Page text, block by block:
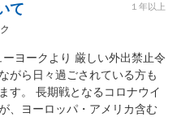
て １年以上
ヨークより 厳しい外出禁止令
がら日々過ごされている方も
す。 長期戦となるコロナウイ
、ヨーロッパ・アメリカ含む